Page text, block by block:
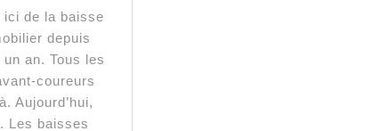
Krach
De
depuis
un an. Tous les
coureurs
Aujourd’hui,
Les baisses